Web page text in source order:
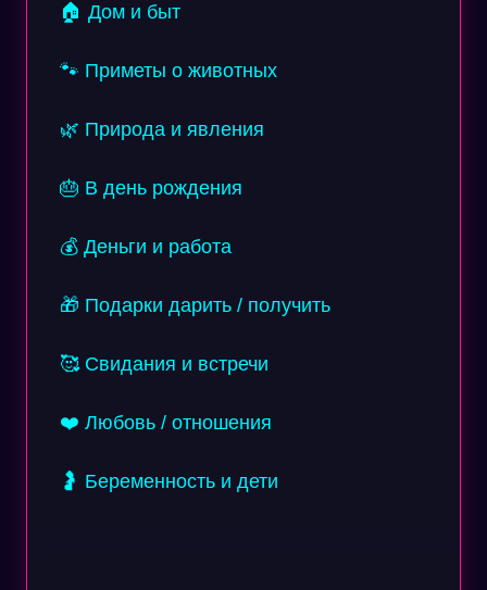
🏠 Дом и быт
🐾 Приметы о животных
🌿 Природа и явления
🎂 В день рождения
💰 Деньги и работа
🎁 Подарки дарить / получить
🥰 Свидания и встречи
❤️ Любовь / отношения
🤰 Беременность и дети